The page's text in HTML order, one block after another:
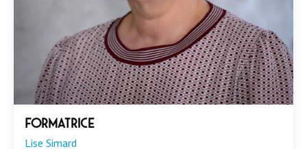
Formatrice
Lise Simard